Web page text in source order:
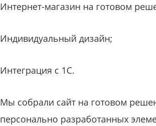
Интернет-магазин на готовом
Индивидуальный дизайн;
Интеграция с 1С.
Мы собрали сайт на готовом
персонально разработанных